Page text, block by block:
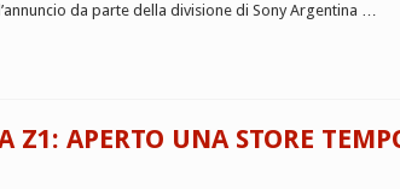
da parte della divisione di Sony Argentina …
Z1: APERTO UNA STORE